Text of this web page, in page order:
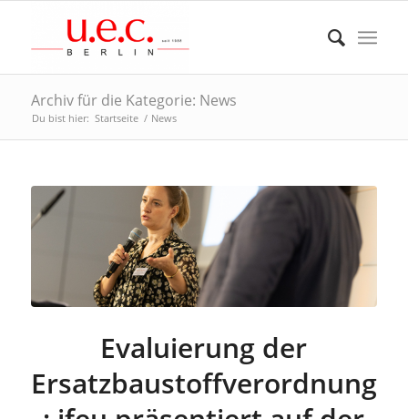
Archiv für die Kategorie: News
Du bist hier: Startseite / News
Evaluierung der
Ersatzbaustoffverordnung